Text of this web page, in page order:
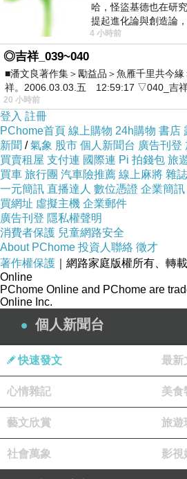
哈，怪盜基德也在研
提起進化論與創造論
時間就有「 進化論很科
4 小時前
◎吉祥_039~040
■潘文良著作集＞勵益品＞魚雁千里共今
祥。2006.03.03.五 12:59:17 ▽040_吉
20 小時前
登入 註冊
PChome首頁 線上購物 24h購物 書店
新聞 /氣象 股市 個人新聞台 廣告刊登
買賣租屋 支付連 國際連 Pi 拍錢包 旅
買車 旅行團 汽車險推薦 線上麻將 雜誌
一元簡訊 直播達人 數位憑證 企業簡訊
買網址 虛擬主機 企業郵件
廣告刊登 隱私權聲明
消費者保護 兒童網路安全
About PChome 投資人聯絡 徵才
著作權保護 ｜網路家庭版權所有、轉
Online
PChome Online and PChome are
Online Inc.
個人新聞台
快速發文 最新
心情雜記 美食
藝文欣賞 旅遊
社會萬象 影視